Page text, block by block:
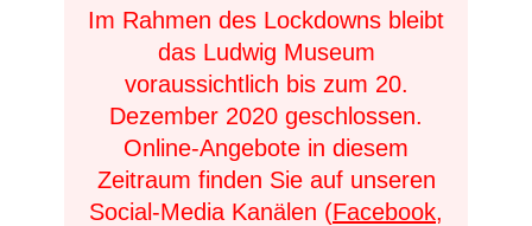
Im Rahmen des Lockdowns bleibt
das Ludwig Museum
voraussichtlich bis zum 20.
Dezember 2020 geschlossen.
Online-Angebote in diesem
Zeitraum finden Sie auf unseren
Social-Media Kanälen (Facebook,